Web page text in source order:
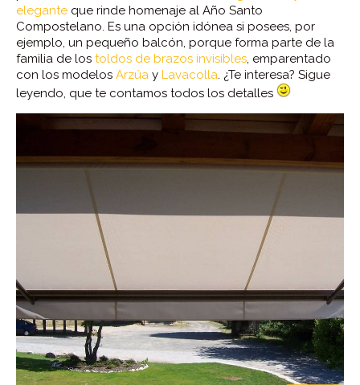
elegante que rinde homenaje al Año Santo
Compostelano. Es una opción idónea si posees, por
ejemplo, un pequeño balcón, porque forma parte de la
familia de los toldos de brazos invisibles, emparentado
con los modelos Arzúa y Lavacolla. ¿Te interesa? Sigue
leyendo, que te contamos todos los detalles